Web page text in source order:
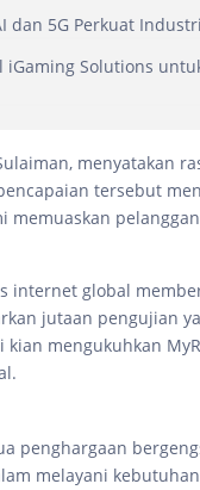
dan 5G Perkuat Industri
iGaming Solutions
menyatakan
tersebut
memuaskan
internet global
jutaan pengujian
mengukuhkan
penghargaan
melayani